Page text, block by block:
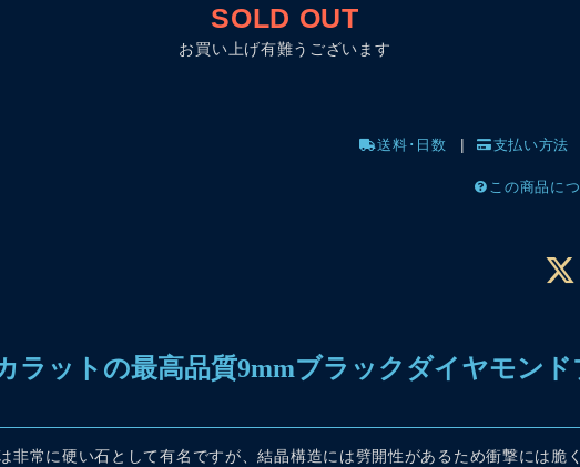
SOLD OUT
お買い上げ有難うございます
送料･日数 支払い方法
この商品に
ラットの最高品質9mmブラックダイヤモンド
非常に硬い石として有名ですが、結晶構造には劈開性があるため衝撃には脆